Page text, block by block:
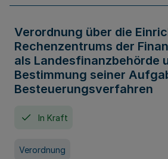
Verordnung über die
Rechenzentrums der
als Landesfinanzbehörde
Bestimmung seiner
Besteuerungsverfahren
In Kraft
Verordnung